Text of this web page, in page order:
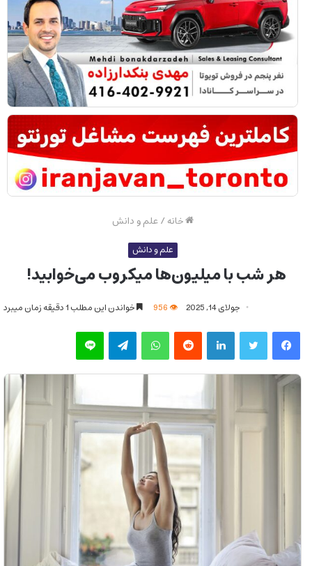
خانه/علم و دانش
علم و دانش
هر شب با میلیون‌ها میکروب می‌خوابید!
جولای 14, 2025 خواندن این مطلب 1 دقیقه زمان میبرد
فیس بوک توییتر لینکدین‫رددیت واتس آپ تلگرام لاین